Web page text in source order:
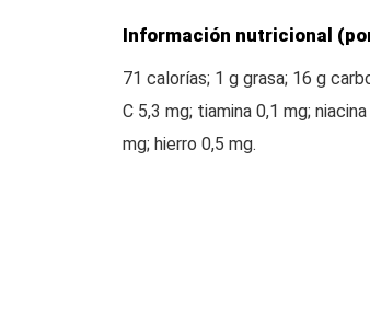
Información nutricional
71 calorías; 1 g grasa; 16 g
C 5,3 mg; tiamina 0,1 mg;
mg; hierro 0,5 mg.